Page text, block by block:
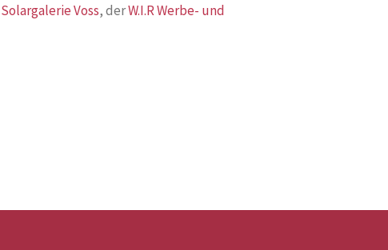
Solargalerie Voss, derW.I.R Werbe- und